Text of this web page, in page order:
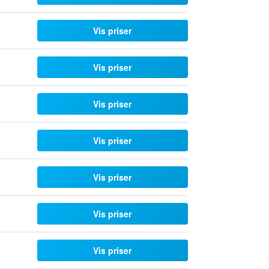
Vis priser
Vis priser
Vis priser
Vis priser
Vis priser
Vis priser
Vis priser